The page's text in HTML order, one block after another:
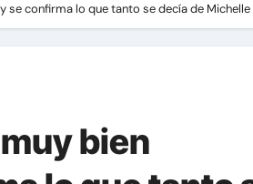
se confirma lo que tanto se decía de Michelle
bien